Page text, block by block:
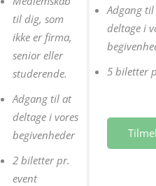
til dig, som
ikke er firma,
senior eller
studerende.
Adgang til at
deltage i vores
begivenheder
2 biletter pr.
event
Adgang
deltage i
5 biletter